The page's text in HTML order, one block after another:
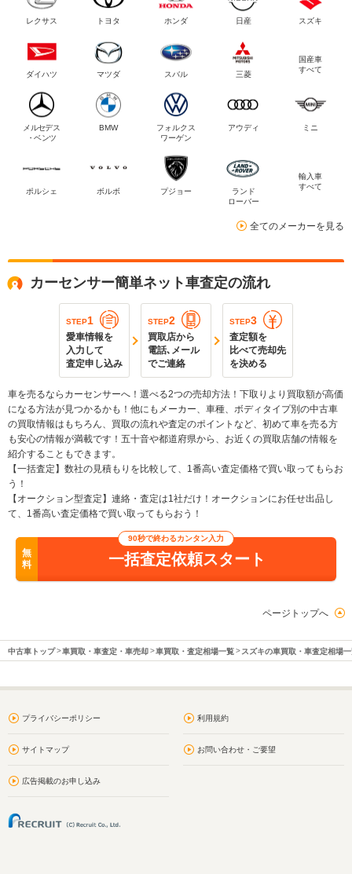
レクサス トヨタ ホンダ 日産 スズキ
ダイハツ マツダ スバル 三菱
国産車
すべて
メルセデス
・ベンツ
BMW
フォルクス
ワーゲン
アウディ ミニ
ポルシェ ボルボ プジョー
ランド
ローバー
輸入車
すべて
全てのメーカーを見る
カーセンサー簡単ネット車査定の流れ
STEP1
愛車情報を
入力して
査定申し込み
STEP2
買取店から
電話､メール
でご連絡
STEP3
査定額を
比べて売却先
を決める
車を売るならカーセンサーへ！選べる2つの売却方法！下取りより買取額が高価
になる方法が見つかるかも！他にもメーカー、車種、ボディタイプ別の中古車
の買取情報はもちろん、買取の流れや査定のポイントなど、初めて車を売る方
も安心の情報が満載です！五十音や都道府県から、お近くの買取店舗の情報を
紹介することもできます。
【一括査定】数社の見積もりを比較して、1番高い査定価格で買い取ってもらお
う！
【オークション型査定】連絡・査定は1社だけ！オークションにお任せ出品し
て、1番高い査定価格で買い取ってもらおう！
無
料
90秒で終わるカンタン入力
一括査定依頼スタート
ページトップへ
中古車トップ 車買取・車査定・車売却 車買取・査定相場一覧 スズキの車買取・車査定相場
プライバシーポリシー 利用規約
サイトマップ お問い合わせ・ご要望
広告掲載のお申し込み